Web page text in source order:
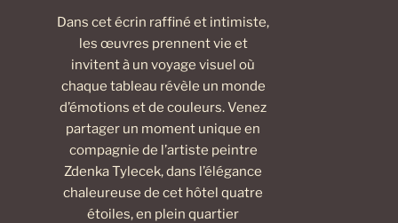
Dans cet écrin raffiné et intimiste,
les œuvres prennent vie et
invitent à un voyage visuel où
chaque tableau révèle un monde
d’émotions et de couleurs. Venez
partager un moment unique en
compagnie de l’artiste peintre
Zdenka Tylecek, dans l’élégance
chaleureuse de cet hôtel quatre
étoiles, en plein quartier